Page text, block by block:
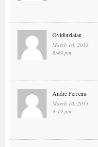
Ovidiuzlatan
March 10, 2013
8:49 pm
Andre Ferreira
March 10, 2013
9:19 pm